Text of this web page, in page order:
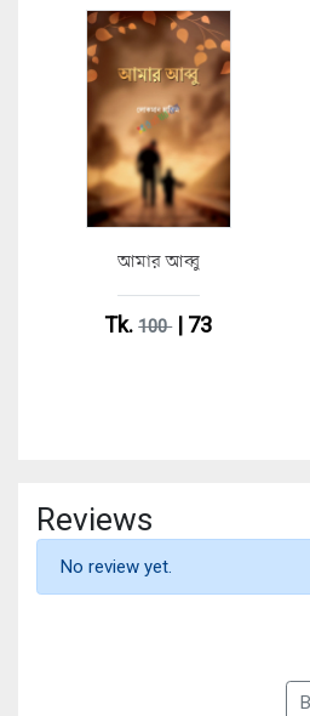
আমার আব্বু
Tk.100| 73
Reviews
No review yet.